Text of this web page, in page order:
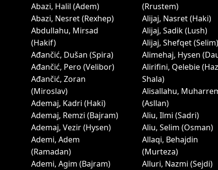
Abazi, Halil (Adem)
Abazi, Nesret (Rexhep)
Abdullahu, Mirsad
(Hakif)
Ađančić, Dušan (Spira)
Ađančić, Pero (Velibor)
Ađančić, Zoran
(Miroslav)
Ademaj, Kadri (Haki)
Ademaj, Remzi (Bajram)
Ademaj, Vezir (Hysen)
Ademi, Adem
(Ramadan)
Ademi, Agim (Bajram)
(Rrustem)
Alijaj, Nasret (Haki)
Alijaj, Sadik (Lush)
Alijaj, Shefqet (Selim)
Alimehaj, Hysen
Alirifini, Qelebie
Shala)
Alisallahu,
(Asllan)
Aliu, Ilmi (Sadri)
Aliu, Selim (Osman)
Allaqi, Behajdin
(Murteza)
Alluri, Nazmi (Sejdi)